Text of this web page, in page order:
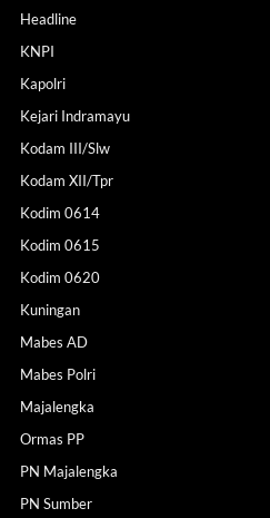
Headline
KNPI
Kapolri
Kejari Indramayu
Kodam III/Slw
Kodam XII/Tpr
Kodim 0614
Kodim 0615
Kodim 0620
Kuningan
Mabes AD
Mabes Polri
Majalengka
Ormas PP
PN Majalengka
PN Sumber